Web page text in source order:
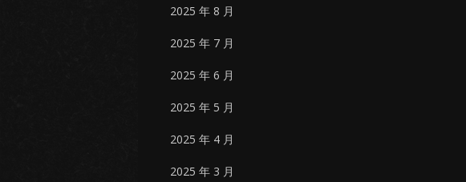
2025 年 8 月
2025 年 7 月
2025 年 6 月
2025 年 5 月
2025 年 4 月
2025 年 3 月